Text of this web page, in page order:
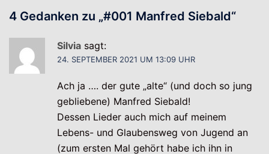
4 Gedanken zu „#001 Manfred Siebald“
Silvia sagt:
24. SEPTEMBER 2021 UM 13:09 UHR
Ach ja …. der gute „alte“ (und doch so jung
gebliebene) Manfred Siebald!
Dessen Lieder auch mich auf meinem
Lebens- und Glaubensweg von Jugend an
(zum ersten Mal gehört habe ich ihn in